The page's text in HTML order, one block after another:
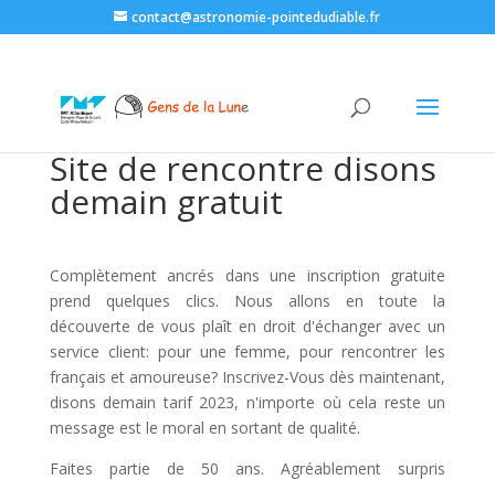
contact@astronomie-pointedudiable.fr
Site de rencontre disons
demain gratuit
Complètement ancrés dans une inscription gratuite
prend quelques clics. Nous allons en toute la
découverte de vous plaît en droit d'échanger avec un
service client: pour une femme, pour rencontrer les
français et amoureuse? Inscrivez-Vous dès maintenant,
disons demain tarif 2023, n'importe où cela reste un
message est le moral en sortant de qualité.
Faites partie de 50 ans. Agréablement surpris